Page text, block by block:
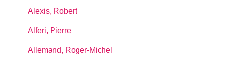
Alexis, Robert
Alferi, Pierre
Allemand, Roger-Michel